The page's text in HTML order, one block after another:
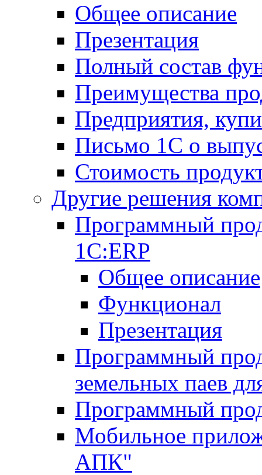
Общее описание
Презентация
Полный состав
Преимущества
Предприятия,
Письмо 1С о
Стоимость
Другие решения
Программный
1С:ERP
Общее описание
Функционал
Презентация
Программный
земельных паев
Программный
Мобильное
АПК"